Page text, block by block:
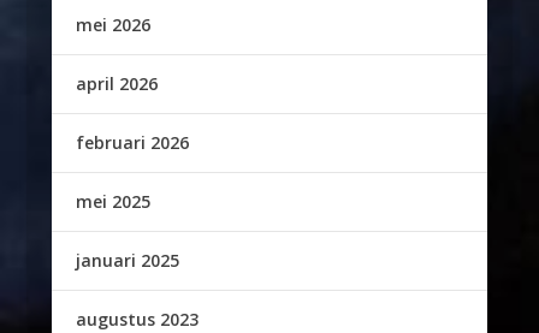
mei 2026
april 2026
februari 2026
mei 2025
januari 2025
augustus 2023